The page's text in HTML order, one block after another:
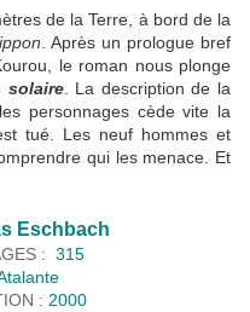
de la Terre, à bord de la
. Après un prologue bref
le roman nous plonge
solaire. La description de la
personnages cède vite la
tué. Les neuf hommes et
qui les menace. Et
Eschbach
: 315
: 2000